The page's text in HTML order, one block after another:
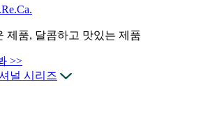
제품, 달콤하고 맛있는 제품
>>
널 시리즈